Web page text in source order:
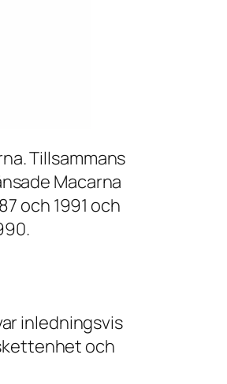
Tillsammans
Macarna
och 1991 och
inledningsvis
och